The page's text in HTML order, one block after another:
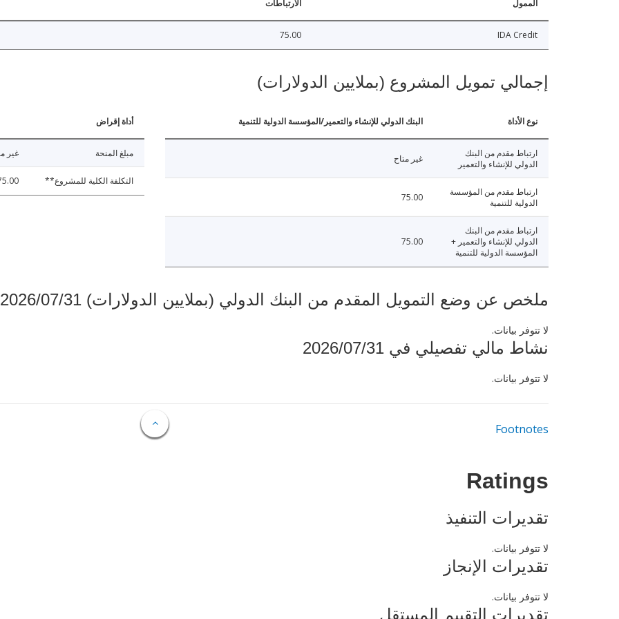
الممول الارتباطات
IDA Credit
75.00
إجمالي تمويل المشروع (بملايين الدولارات)
نوع الأداة البنك الدولي للإنشاء والتعمير/المؤسسة الدولية للتنمية
ارتباط مقدم من البنك
الدولي للإنشاء والتعمير
غير متاح
ارتباط مقدم من المؤسسة
الدولية للتنمية
75.00
ارتباط مقدم من البنك
الدولي للإنشاء والتعمير +
المؤسسة الدولية للتنمية
75.00
أداة إقراض
مبلغ المنحة غير
التكلفة الكلية للمشروع**
ملخص عن وضع التمويل المقدم من البنك الدولي (بملايين الدولارات) 2026/07/31
لا تتوفر بيانات.
نشاط مالي تفصيلي في 2026/07/31
لا تتوفر بيانات.
Footnotes
Ratings
تقديرات التنفيذ
لا تتوفر بيانات.
تقديرات الإنجاز
لا تتوفر بيانات.
تقديرات التقييم المستقل